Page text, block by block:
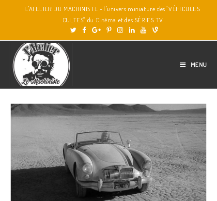
L'ATELIER DU MACHINISTE - l'univers miniature des "VÉHICULES
CULTES" du Cinéma et des SÉRIES TV
MENU